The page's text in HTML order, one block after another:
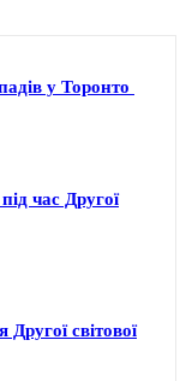
у Торонто
час Другої
світової